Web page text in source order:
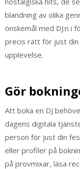
blandning av olika
önskemål med DJ:n i
precis rätt för just
upplevelse.
Gör
Att boka en DJ
dagens digitala
person för just din
eller profiler på
på provmixar, läsa